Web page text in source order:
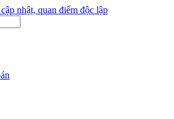
nhật, quan điểm độc lập